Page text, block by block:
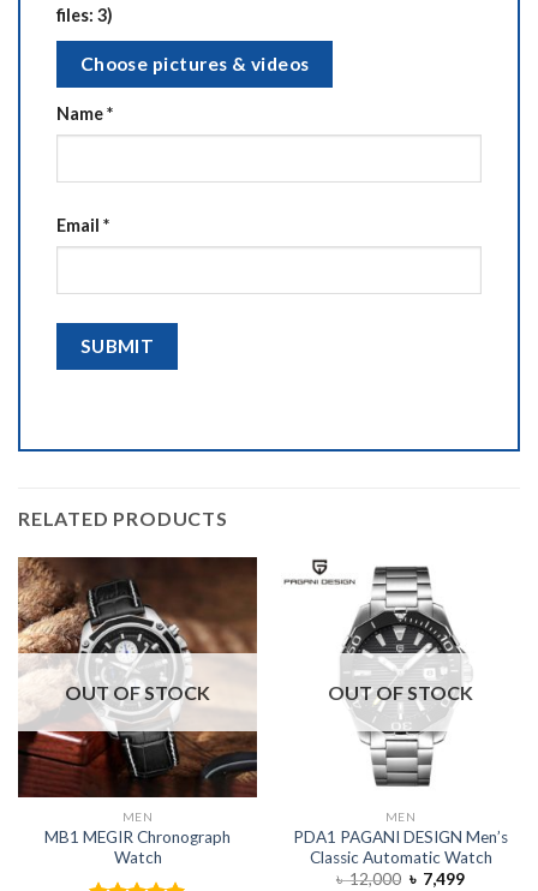
files: 3)
Choose pictures & videos
Name*
Email *
RELATED PRODUCTS
OUT OF STOCK
MEN
MB1 MEGIR Chronograph
Watch
OUT OF STOCK
MEN
PDA1 PAGANI DESIGN Men’s
Classic Automatic Watch
৳12,000 ৳ 7,499